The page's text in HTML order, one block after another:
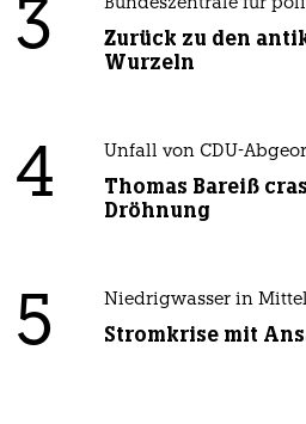
3 Bundeszentrale für
Zurück zu den
Wurzeln
4 Unfall von CDU-
Thomas Bareiß
Dröhnung
5 Niedrigwasser in
Stromkrise mit